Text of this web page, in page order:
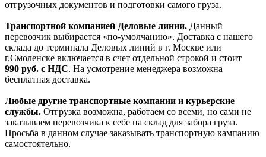
отгрузочных документов и подготовки самого груза.
Транспортной компанией Деловые линии. Данный
перевозчик выбирается «по-умолчанию». Доставка с нашего
склада до терминала Деловых линий в г. Москве или
г.Смоленске включается в счет отдельной строкой и стоит
990 руб. с НДС. На усмотрение менеджера возможна
бесплатная доставка.
Любые другие транспортные компании и курьерские
службы. Отгрузка возможна, работаем со всеми, но сами не
заказываем перевозчика к себе на склад для забора груза.
Просьба в данном случае заказывать транспортную кампанию
самостоятельно.